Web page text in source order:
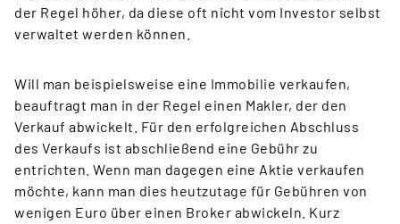
der Regel höher, da diese oft nicht vom Investor selbst
verwaltet werden können.
Will man beispielsweise eine Immobilie verkaufen,
beauftragt man in der Regel einen Makler, der den
Verkauf abwickelt. Für den erfolgreichen Abschluss
des Verkaufs ist abschließend eine Gebühr zu
entrichten. Wenn man dagegen eine Aktie verkaufen
möchte, kann man dies heutzutage für Gebühren von
wenigen Euro über einen Broker abwickeln. Kurz